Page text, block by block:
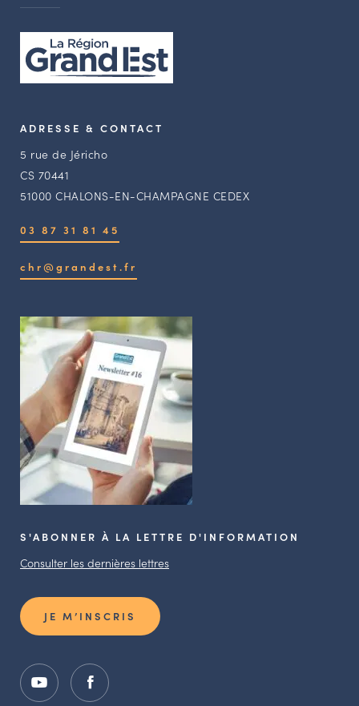
ADRESSE & CONTACT
5 rue de Jéricho
CS 70441
51000 CHALONS-EN-CHAMPAGNE CEDEX
03 87 31 81 45
chr@grandest.fr
S'ABONNER À LA LETTRE D'INFORMATION
Consulter les dernières lettres
JE M’INSCRIS